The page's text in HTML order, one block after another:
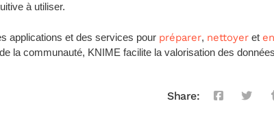
à utiliser.
applications et des services pour préparer, nettoyer et
la communauté, KNIME facilite la valorisation des
Share: